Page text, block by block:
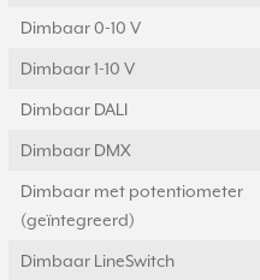
Dimbaar 0-10 V
Dimbaar 1-10 V
Dimbaar DALI
Dimbaar DMX
Dimbaar met potentiometer
(geïntegreerd)
Dimbaar LineSwitch